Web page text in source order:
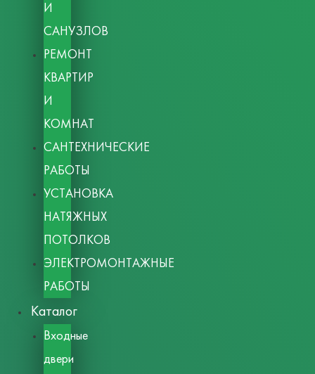
И
САНУЗЛОВ
РЕМОНТ
КВАРТИР
И
КОМНАТ
САНТЕХНИЧЕСКИЕ
РАБОТЫ
УСТАНОВКА
НАТЯЖНЫХ
ПОТОЛКОВ
ЭЛЕКТРОМОНТАЖНЫЕ
РАБОТЫ
Каталог
Входные
двери